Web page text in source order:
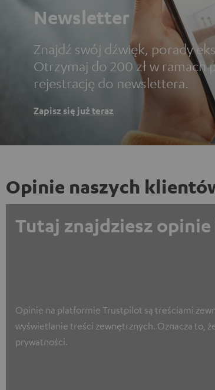
Newsletter
Znajdź swój dźwięk, porady
Otrzymaj do 200 zł w ramach
rejestrację do newslettera.
Zapisz się już teraz
Opinie naszych
Tutaj znajdziesz
Opinie na platformie Trustpilot są treściami
wyświetlanie treści zewnętrznych. Oznacza to,
prywatności.